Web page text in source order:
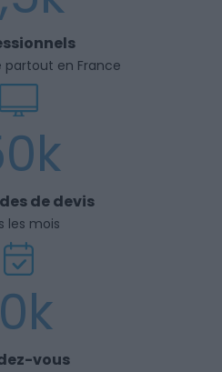
en France
de devis
les mois
vous